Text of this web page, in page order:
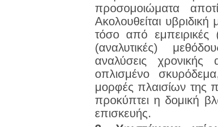
προσομοιώματα
Ακολουθείται
τόσο από εμπειρικές
(αναλυτικές)
αναλύσεις
οπλισμένο
μορφές πλαισίων της
προκύπτει η δομική
επισκευής.